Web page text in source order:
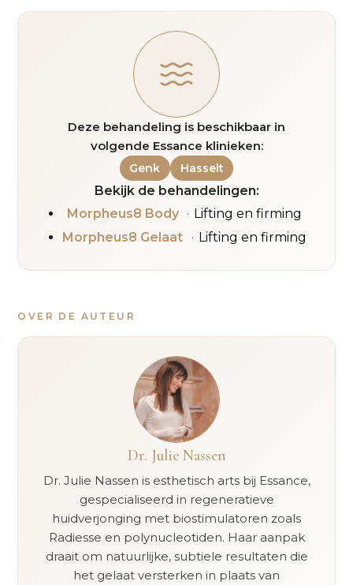
Deze behandeling is beschikbaar in
volgende Essance klinieken:
Genk Hasselt
Bekijk de behandelingen:
Morpheus8 Body
Lifting en firming
Morpheus8 Gelaat
Lifting en firming
OVER DE AUTEUR
Dr. Julie Nassen
Dr. Julie Nassen is esthetisch arts bij Essance,
gespecialiseerd in regeneratieve
huidverjonging met biostimulatoren zoals
Radiesse en polynucleotiden. Haar aanpak
draait om natuurlijke, subtiele resultaten die
het gelaat versterken in plaats van